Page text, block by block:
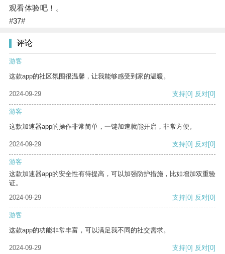
观看体验吧！。
#37#
评论
游客
这款app的社区氛围很温馨，让我能够感受到家的温暖。
2024-09-29 支持[0] 反对[0]
游客
这款加速器app的操作非常简单，一键加速就能开启，非常方便。
2024-09-29 支持[0] 反对[0]
游客
这款加速器app的安全性有待提高，可以加强防护措施，比如增加双重验
证。
2024-09-29
支持[0] 反对[0]
游客
这款app的功能非常丰富，可以满足我不同的社交需求。
2024-09-29 支持[0] 反对[0]